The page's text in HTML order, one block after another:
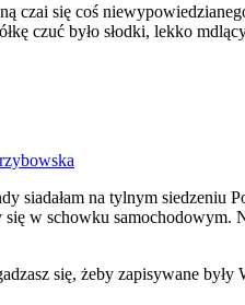
czai się coś
czuć było słodki, lekko
siadałam na tylnym siedzeniu
w schowku samochodowym.
się, żeby zapisywane